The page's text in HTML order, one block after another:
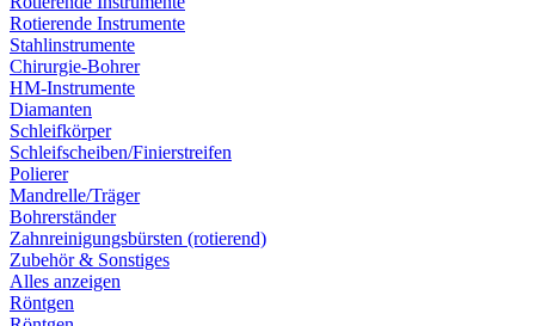
Rotierende Instrumente
Stahlinstrumente
Chirurgie-Bohrer
HM-Instrumente
Diamanten
Schleifkörper
Schleifscheiben/Finierstreifen
Polierer
Mandrelle/Träger
Bohrerständer
Zahnreinigungsbürsten (rotierend)
Zubehör & Sonstiges
Alles anzeigen
Röntgen